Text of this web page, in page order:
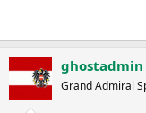
ghostadmin
Grand Admiral